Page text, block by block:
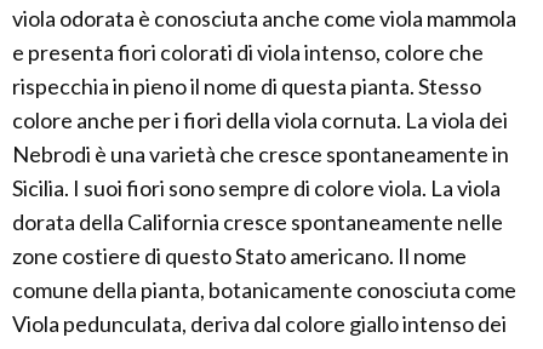
viola odorata è conosciuta anche come viola mammola
e presenta fiori colorati di viola intenso, colore che
rispecchia in pieno il nome di questa pianta. Stesso
colore anche per i fiori della viola cornuta. La viola dei
Nebrodi è una varietà che cresce spontaneamente in
Sicilia. I suoi fiori sono sempre di colore viola. La viola
dorata della California cresce spontaneamente nelle
zone costiere di questo Stato americano. Il nome
comune della pianta, botanicamente conosciuta come
Viola pedunculata, deriva dal colore giallo intenso dei